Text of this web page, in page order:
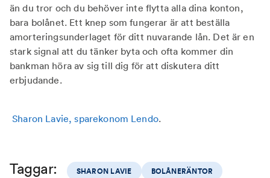
än du tror och du behöver inte flytta alla dina konton,
bara bolånet. Ett knep som fungerar är att beställa
amorteringsunderlaget för ditt nuvarande lån. Det är en
stark signal att du tänker byta och ofta kommer din
bankman höra av sig till dig för att diskutera ditt
erbjudande.
Sharon Lavie, sparekonom Lendo.
Taggar: SHARON LAVIE BOLÅNERÄNTOR